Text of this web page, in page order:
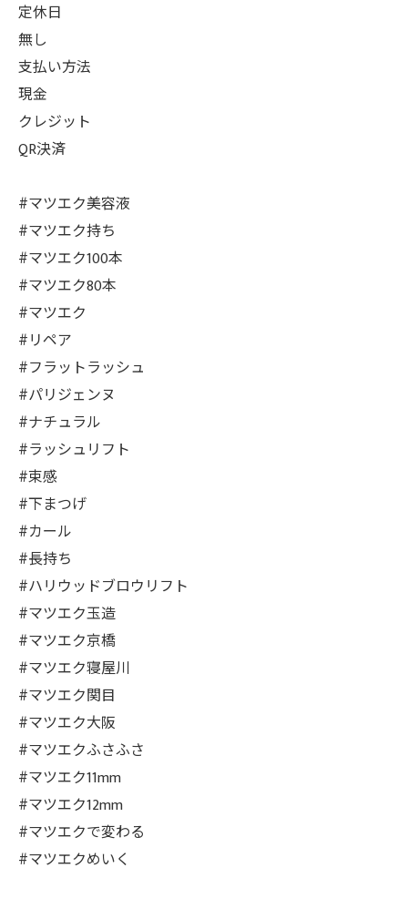
定休日
無し
支払い方法
現金
クレジット
QR決済
#マツエク美容液
#マツエク持ち
#マツエク100本
#マツエク80本
#マツエク
#リペア
#フラットラッシュ
#パリジェンヌ
#ナチュラル
#ラッシュリフト
#束感
#下まつげ
#カール
#長持ち
#ハリウッドブロウリフト
#マツエク玉造
#マツエク京橋
#マツエク寝屋川
#マツエク関目
#マツエク大阪
#マツエクふさふさ
#マツエク11mm
#マツエク12mm
#マツエクで変わる
#マツエクめいく